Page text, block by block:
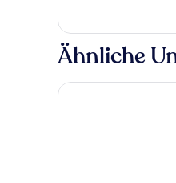
Ähnliche
Astoria Lucerne